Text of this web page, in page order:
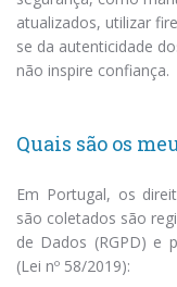
atualizados, utilizar
se da autenticidade
não inspire confiança.
Quais são os
Em Portugal, os
são coletados são
de Dados (RGPD) e
(Lei nº 58/2019):